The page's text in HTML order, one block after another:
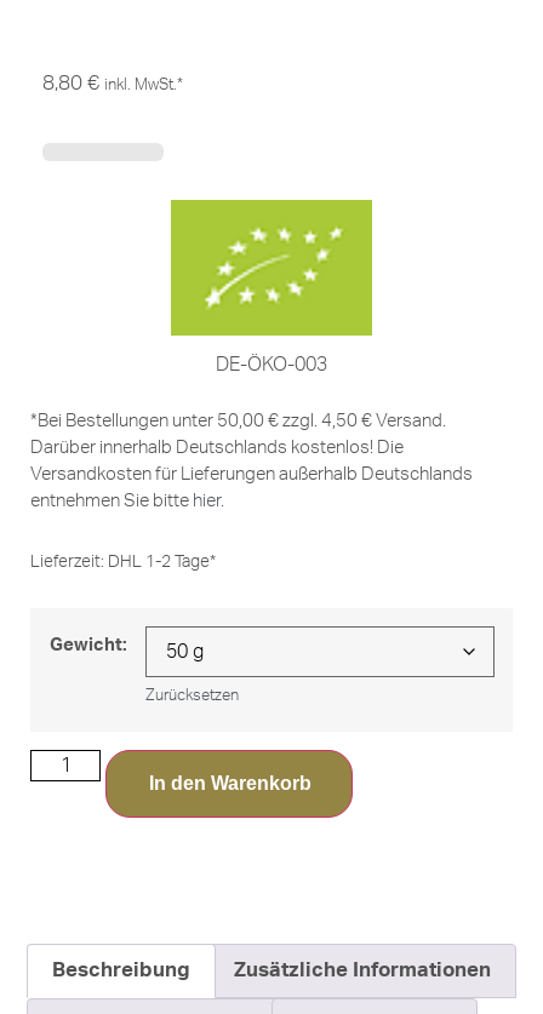
8,80 € inkl. MwSt.*
DE-ÖKO-003
*Bei Bestellungen unter 50,00 € zzgl. 4,50 € Versand.
Darüber innerhalb Deutschlands kostenlos! Die
Versandkosten für Lieferungen außerhalb Deutschlands
entnehmen Sie bitte hier.
Lieferzeit: DHL 1-2 Tage*
Gewicht:
Zurücksetzen
In den Warenkorb
Beschreibung Zusätzliche Informationen